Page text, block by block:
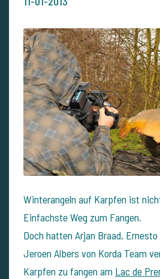
Winterangeln auf Karpfen ist
Einfachste Weg zum Fangen.
Doch hatten Arjan Braad,
Jeroen Albers von Korda Team
Karpfen zu fangen am Lac de